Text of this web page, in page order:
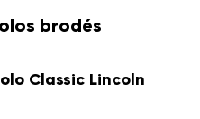
brodés
Classic Lincoln